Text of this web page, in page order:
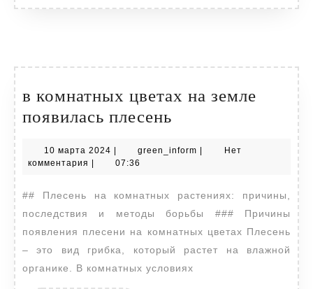
в комнатных цветах на земле
появилась плесень
цветах
земле
появилась
плесень
10 марта 2024 10
марта
| green_inform green_inform
|
Нет
комментария | 07:36
## Плесень на комнатных растениях: причины,
последствия и методы борьбы ### Причины
появления плесени на комнатных цветах Плесень
– это вид грибка, который растет на влажной
органике. В комнатных условиях